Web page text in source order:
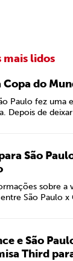
mais lidos
Copa do
Paulo fez uma
Depois de
São
sobre a
São Paulo
e São
Third